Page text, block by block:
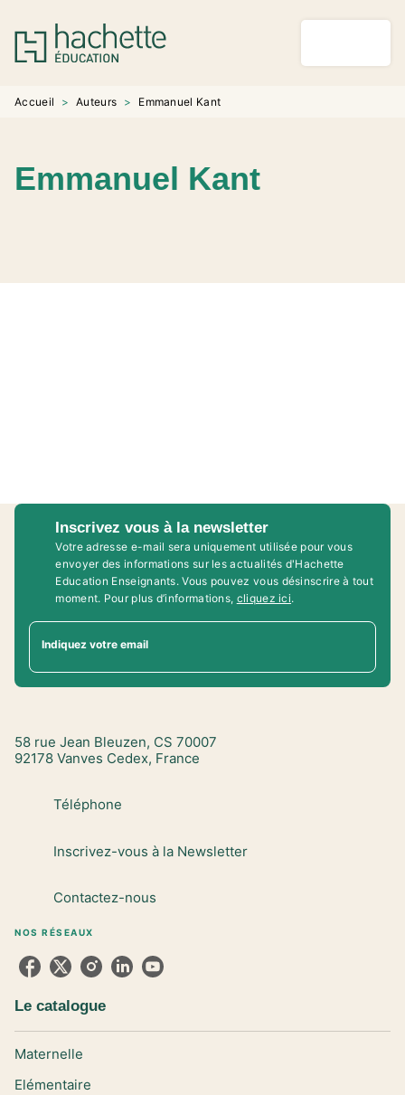
MENU RECHERCHE
PIED DE PAGE
Accueil > Auteurs > Emmanuel Kant
Emmanuel Kant
Inscrivez vous à la newsletter
Votre adresse e-mail sera uniquement utilisée pour vous
envoyer des informations sur les actualités d'Hachette
Education Enseignants. Vous pouvez vous désinscrire à tout
moment. Pour plus d’informations, cliquez ici.
Indiquez votre email
58 rue Jean Bleuzen, CS 70007
92178 Vanves Cedex, France
Téléphone
Inscrivez-vous à la Newsletter
Contactez-nous
NOS RÉSEAUX
Le catalogue
Maternelle
Elémentaire